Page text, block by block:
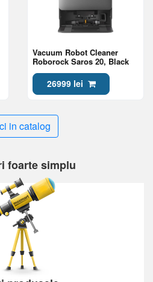
Vacuum Robot Cleaner
Roborock Saros 20, Black
26999 lei
in catalog
foarte simplu